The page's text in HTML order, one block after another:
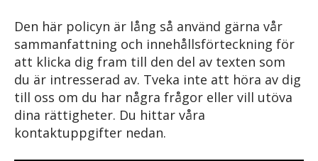
Den här policyn är lång så använd gärna vår
sammanfattning och innehållsförteckning för
att klicka dig fram till den del av texten som
du är intresserad av. Tveka inte att höra av dig
till oss om du har några frågor eller vill utöva
dina rättigheter. Du hittar våra
kontaktuppgifter nedan.